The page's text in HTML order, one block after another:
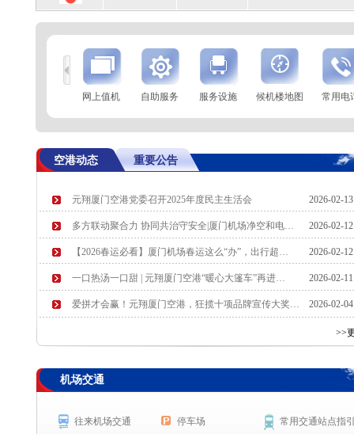
到
航空公司 航班号 到达城市
起飞时间
MF8305
广州 起飞 7:32
CA2644 成都（天府） 预计起飞 7:40
航空公司
网上值机 自助服务 服务设施 候机楼地图 常用电
空港动态 重要公告
元翔厦门空港党委召开2025年度民主生活会 2026-02-
多方联动聚合力 协同共治守安全|厦门机场净空和电… 2026-02-
【2026春运必看】厦门机场春运这么“办”，出行超… 2026-02-
一口热汤一口甜 | 元翔厦门空港“暖心大篷车”再进… 2026-02-
爱拼才会赢！元翔厦门空港，狂揽十项品牌宣传大奖… 2026-02-
>>
机场交通
往来机场交通 停车场 常用交通站点指